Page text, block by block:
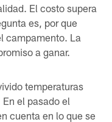
El costo supera
es, por que
campamento. La
a ganar.
temperaturas
el pasado el
cuenta en lo que se